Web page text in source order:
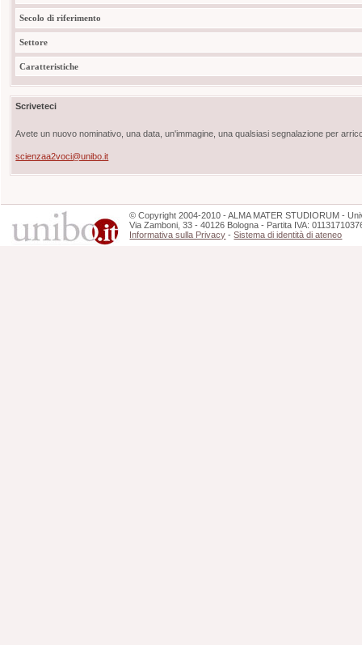
Secolo di riferimento
Settore
Caratteristiche
Scriveteci
Avete un nuovo nominativo, una data, un'immagine, una qualsiasi segnalazione per
scienzaa2voci@unibo.it
©Copyright 2004-2010 - ALMA MATER STUDIORUM -
Via Zamboni, 33 - 40126 Bologna - Partita IVA:
Informativa sulla Privacy -Sistema di identità di ateneo